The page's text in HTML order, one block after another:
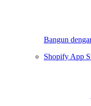
Bangun
Shopify App